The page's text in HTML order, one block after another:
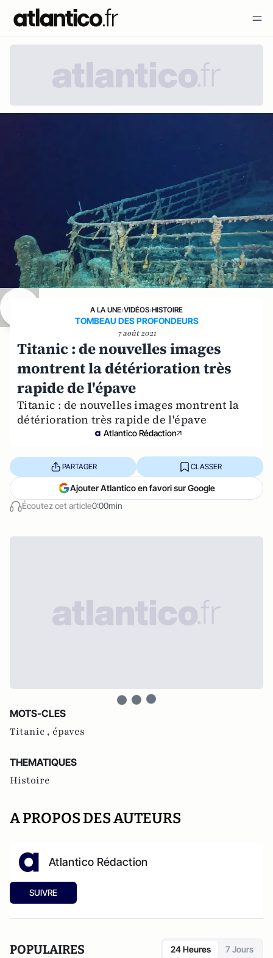
A LA UNE›VIDÉOS›HISTOIRE
TOMBEAU DES PROFONDEURS
7 août 2021
Titanic : de nouvelles images
montrent la détérioration très
rapide de l'épave
Titanic : de nouvelles images montrent la
détérioration très rapide de l'épave
Atlantico Rédaction
Écoutez cet article0:00min
PARTAGER CLASSER
Ajouter Atlantico en favori sur Google
MOTS-CLES
Titanic , épaves
THEMATIQUES
Histoire
A PROPOS DES AUTEURS
Atlantico Rédaction
SUIVRE
POPULAIRES 24 Heures 7 Jours